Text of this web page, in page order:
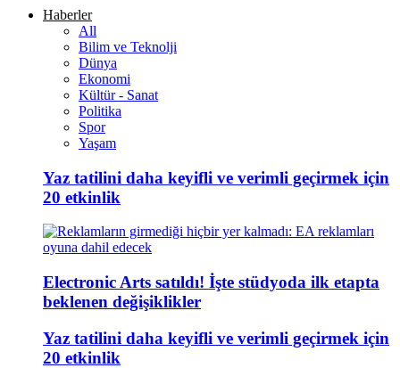
Haberler
All
Bilim ve Teknolji
Dünya
Ekonomi
Kültür - Sanat
Politika
Spor
Yaşam
Yaz tatilini daha keyifli ve verimli geçirmek için
20 etkinlik
Electronic Arts satıldı! İşte stüdyoda ilk etapta
beklenen değişiklikler
Yaz tatilini daha keyifli ve verimli geçirmek için
20 etkinlik